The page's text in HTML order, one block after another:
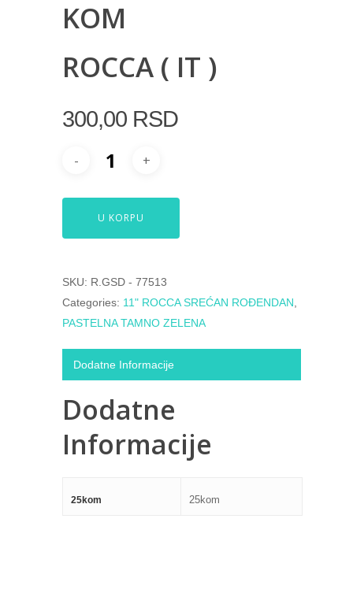
KOM
ROCCA ( IT )
300,00 RSD
U KORPU
SKU: R.GSD - 77513
Categories: 11" ROCCA SREĆAN ROĐENDAN
PASTELNA TAMNO ZELENA
Dodatne Informacije
Dodatne
Informacije
25kom 25kom